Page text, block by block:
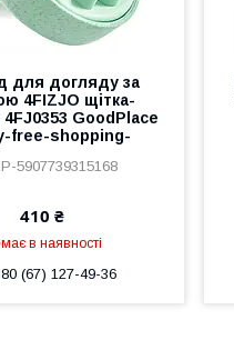
для догляду за
4FIZJO щітка-
GoodPlace
free-shopping-
P-5907739315168
410 ₴
в наявності
(67) 127-49-36